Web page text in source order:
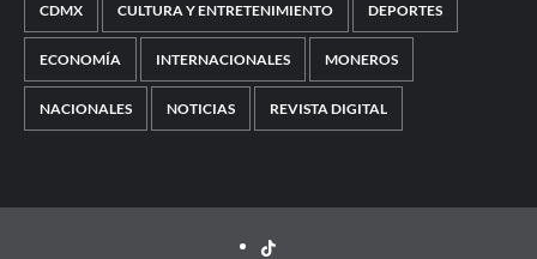
CDMX CULTURA Y ENTRETENIMIENTO DEPORTES
ECONOMÍA INTERNACIONALES MONEROS
NACIONALES NOTICIAS REVISTA DIGITAL
TikTok